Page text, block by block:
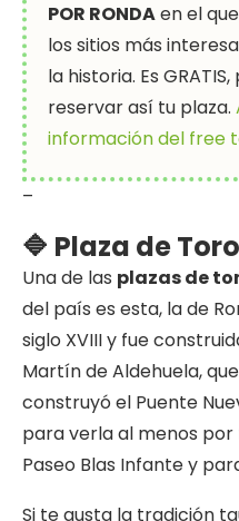
POR RONDAen el
los sitios más
la historia. Es
reservar así tu plaza.
información del free
–
🔷 Plaza de
Una de las plazas de
del país es esta, la de
siglo XVIII y fue
Martín de Aldehuela,
construyó el Puente
para verla al menos
Paseo Blas Infante y
Si te gusta la tradición